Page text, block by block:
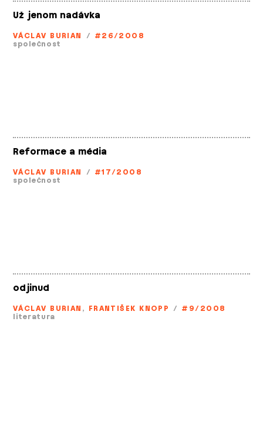
Už jenom nadávka
VÁCLAV BURIAN / #26/2008
společnost
Reformace a média
VÁCLAV BURIAN / #17/2008
společnost
odjinud
VÁCLAV BURIAN , FRANTIŠEK KNOPP / #9/2008
literatura